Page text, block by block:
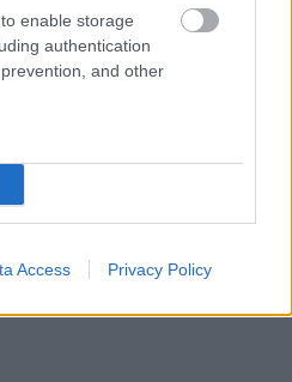
enable storage
authentication
and other
Access Privacy Policy